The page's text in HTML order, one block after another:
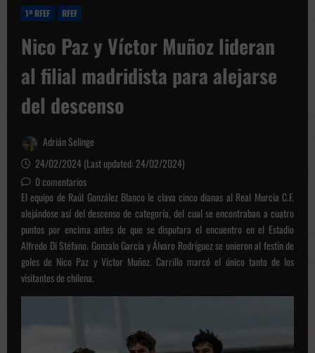
1ª RFEF RFEF
Nico Paz y Víctor Muñoz lideran
al filial madridista para alejarse
del descenso
Adrián Selinge
24/02/2024 (Last updated: 24/02/2024)
0 comentarios
El equipo de Raúl González Blanco le clava cinco dianas al Real Murcia C.F.
alejándose así del descenso de categoría, del cual se encontraban a cuatro
puntos por encima antes de que se disputara el encuentro en el Estadio
Alfredo Di Stéfano. Gonzalo García y Álvaro Rodríguez se unieron al festín de
goles de Nico Paz y Víctor Muñoz. Carrillo marcó el único tanto de los
visitantes de chilena.